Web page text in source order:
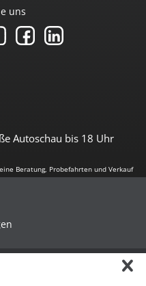
Autoschau bis 18 Uhr
uns
Beratung, Probefahrten und Verkauf